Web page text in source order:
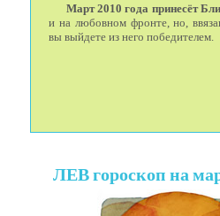
Март 2010 года принесёт
и на любовном фронте, но,
вы выйдете из него победителем.
ЛЕВ гороскоп на